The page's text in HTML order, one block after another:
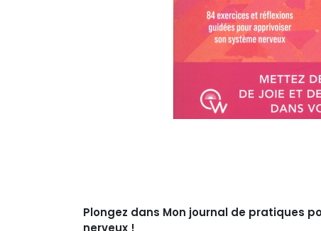
Plongez dans Mon journal de pratiques